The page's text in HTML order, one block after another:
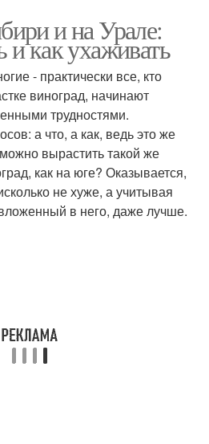
и на Урале:
и как ухаживать
- практически все, кто
виноград, начинают
трудностями.
а что, а как, ведь это же
вырастить такой же
как на юге? Оказывается,
не хуже, а учитывая
в него, даже лучше.